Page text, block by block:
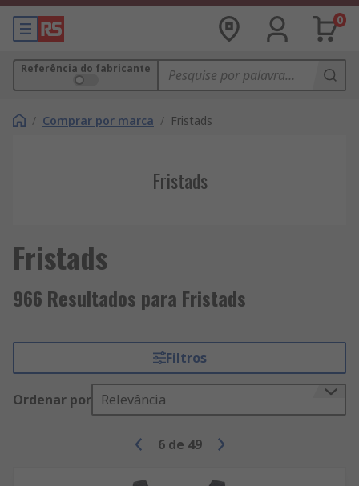
0
Referência do fabricante
/ Comprar por marca / Fristads
Fristads
Fristads
966 Resultados para Fristads
Filtros
Ordenar por Relevância
6 de 49